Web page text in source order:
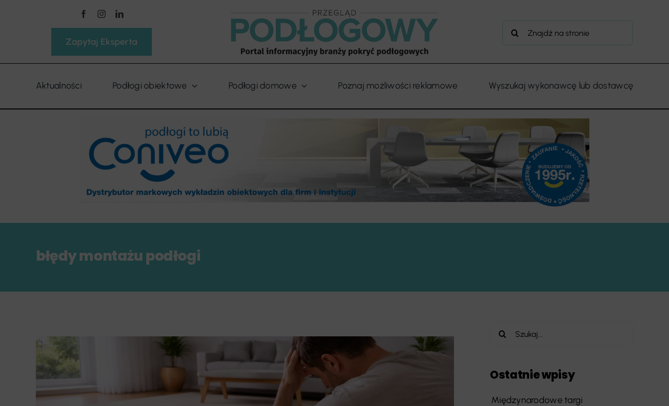
Zapytaj Eksperta
Szukaj
Aktualności Podłogi obiektowe Podłogi domowe Poznaj możliwości reklamowe Wyszukaj wykonawcę lub dostawcę
błędy montażu podłogi
Szukaj
Ostatnie wpisy
Międzynarodowe targi